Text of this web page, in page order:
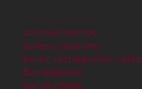
acontecimientos
bailes y cabarets
bares, restaurantes,
barraquismo
barrio gótico